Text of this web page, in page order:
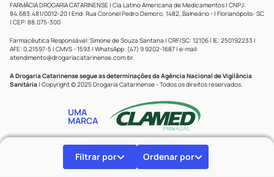
Filtrar por Ordenar por
FARMÁCIA DROGARIA CATARINENSE | Cia Latino Americana de Medicamentos | CNPJ:
84.683.481/0012-20 | End: Rua Coronel Pedro Demoro, 1482, Balneário - | Florianópolis- SC
| CEP: 88.075-300
Farmacêutica Responsável: Simone de Souza Santana | CRF/SC: 12106 | IE: 250192233 |
AFE: 0.21597-5 | CMVS - 1593 | WhatsApp: (47) 9 9202-1687 | e-mail:
atendimento@drogariacatarinense.com.br.
A Drogaria Catarinense segue as determinações da Agência Nacional de Vigilância
Sanitária | Copyright © 2025 Drogaria Catarinense - Todos os direitos reservados.
UMA
MARCA
Powered by Developed by